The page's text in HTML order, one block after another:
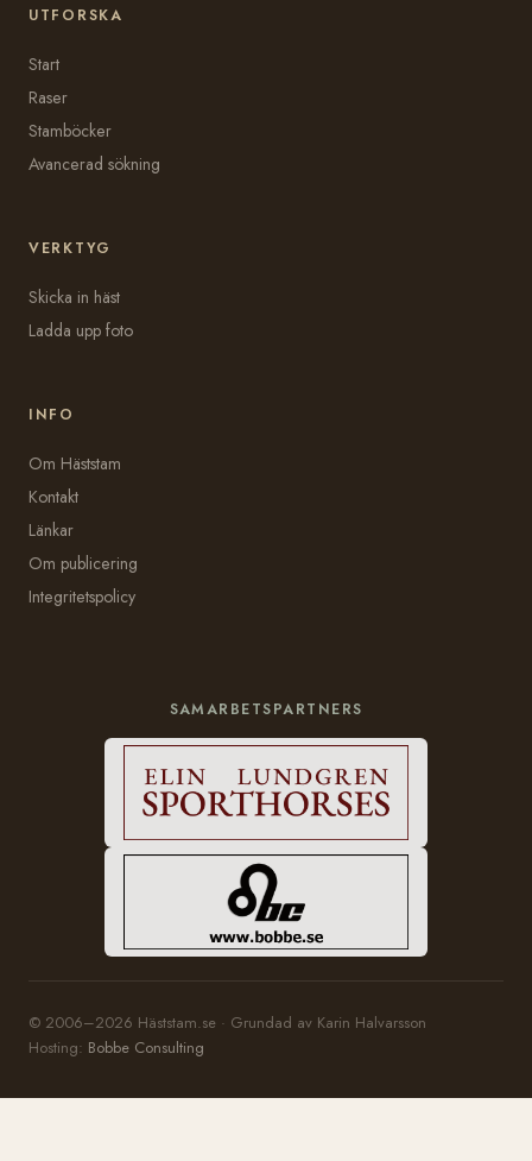
UTFORSKA
Start
Raser
Stamböcker
Avancerad sökning
VERKTYG
Skicka in häst
Ladda upp foto
INFO
Om Häststam
Kontakt
Länkar
Om publicering
Integritetspolicy
SAMARBETSPARTNERS
© 2006–2026 Häststam.se · Grundad av Karin Halvarsson
Hosting: Bobbe Consulting